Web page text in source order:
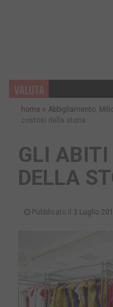
VALUTA
home Abbigliamento,
costosi della storia
GLI ABITI
DELLA
Pubblicato il 3 Luglio